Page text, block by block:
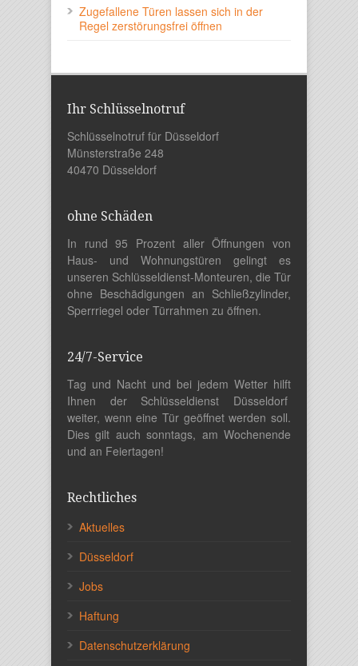
Zugefallene Türen lassen sich in der
Regel zerstörungsfrei öffnen
Ihr Schlüsselnotruf
Schlüsselnotruf für Düsseldorf
Münsterstraße 248
40470 Düsseldorf
ohne Schäden
In rund 95 Prozent aller Öffnungen von
Haus- und Wohnungstüren gelingt es
unseren Schlüsseldienst-Monteuren, die Tür
ohne Beschädigungen an Schließzylinder,
Sperrriegel oder Türrahmen zu öffnen.
24/7-Service
Tag und Nacht und bei jedem Wetter hilft
Ihnen der Schlüsseldienst Düsseldorf
weiter, wenn eine Tür geöffnet werden soll.
Dies gilt auch sonntags, am Wochenende
und an Feiertagen!
Rechtliches
Aktuelles
Düsseldorf
Jobs
Haftung
Datenschutzerklärung